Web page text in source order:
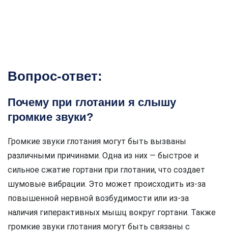
Вопрос-ответ:
Почему при глотании я слышу
громкие звуки?
Громкие звуки глотания могут быть вызваны
различными причинами. Одна из них — быстрое и
сильное сжатие гортани при глотании, что создает
шумовые вибрации. Это может происходить из-за
повышенной нервной возбудимости или из-за
наличия гиперактивных мышц вокруг гортани. Также
громкие звуки глотания могут быть связаны с